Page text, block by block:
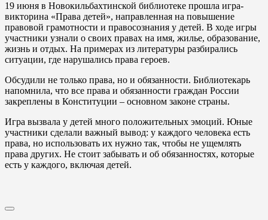
19 июня в Новокильбахтинской библиотеке прошла игра-
викторина «Права детей», направленная на повышение
правовой грамотности и правосознания у детей. В ходе игры
участники узнали о своих правах на имя, жилье, образование,
жизнь и отдых. На примерах из литературы разбирались
ситуации, где нарушались права героев.
Обсудили не только права, но и обязанности. Библиотекарь
напомнила, что все права и обязанности граждан России
закреплены в Конституции – основном законе страны.
Игра вызвала у детей много положительных эмоций. Юные
участники сделали важный вывод: у каждого человека есть
права, но использовать их нужно так, чтобы не ущемлять
права других. Не стоит забывать и об обязанностях, которые
есть у каждого, включая детей.